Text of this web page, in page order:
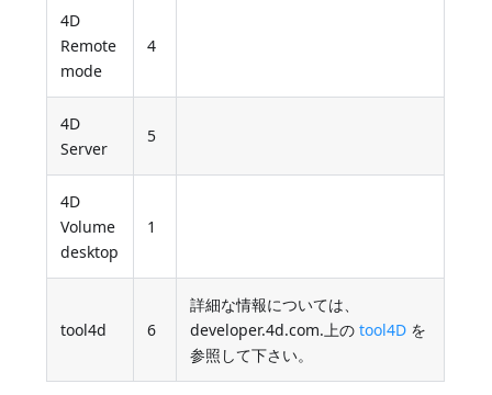
4D
Remote
mode
4
4D
Server
5
4D
Volume
desktop
1
tool4d 6
詳細な情報については、
developer.4d.com.上のtool4D を
参照して下さい。